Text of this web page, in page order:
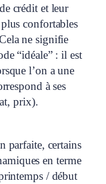
crédit et leur
confortables
ne signifie
“idéale” : il est
l’on a une
à ses
prix).
parfaite, certains
en terme
/ début